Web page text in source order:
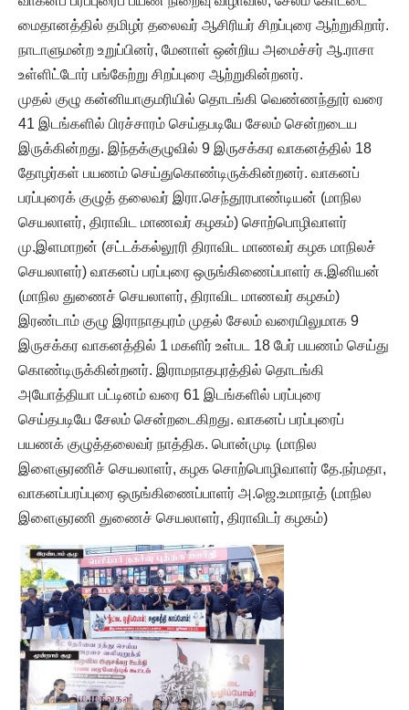
மைதானத்தில் தமிழர் தலைவர் ஆசிரியர் சிறப்புரை ஆற்றுகிறார்.
நாடாளுமன்ற உறுப்பினர், மேனாள் ஒன்றிய அமைச்சர் ஆ.ராசா
உள்ளிட்டோர் பங்கேற்று சிறப்புரை ஆற்றுகின்றனர்.
முதல் குழு கன்னியாகுமரியில் தொடங்கி வெண்ணந்தூர் வரை
41 இடங்களில் பிரச்சாரம் செய்தபடியே சேலம் சென்றடைய
இருக்கின்றது. இந்தக்குழுவில் 9 இருசக்கர வாகனத்தில் 18
தோழர்கள் பயணம் செய்துகொண்டிருக்கின்றனர். வாகனப்
பரப்புரைக் குழுத் தலைவர் இரா.செந்தூரபாண்டியன் (மாநில
செயலாளர், திராவிட மாணவர் கழகம்) சொற்பொழிவாளர்
மு.இளமாறன் (சட்டக்கல்லூரி திராவிட மாணவர் கழக மாநிலச்
செயலாளர்) வாகனப் பரப்புரை ஒருங்கிணைப்பாளர் சு.இனியன்
(மாநில துணைச் செயலாளர், திராவிட மாணவர் கழகம்)
இரண்டாம் குழு இராநாதபுரம் முதல் சேலம் வரையிலுமாக 9
இருசக்கர வாகனத்தில் 1 மகளிர் உள்பட 18 பேர் பயணம் செய்து
கொண்டிருக்கின்றனர். இராமநாதபுரத்தில் தொடங்கி
அயோத்தியா பட்டினம் வரை 61 இடங்களில் பரப்புரை
செய்தபடியே சேலம் சென்றடைகிறது. வாகனப் பரப்புரைப்
பயணக் குழுத்தலைவர் நாத்திக. பொன்முடி (மாநில
இளைஞரணிச் செயலாளர், கழக சொற்பொழிவாளர் தே.நர்மதா,
வாகனப்பரப்புரை ஒருங்கிணைப்பாளர் அ.ஜெ.உமாநாத் (மாநில
இளைஞரணி துணைச் செயலாளர், திராவிடர் கழகம்)